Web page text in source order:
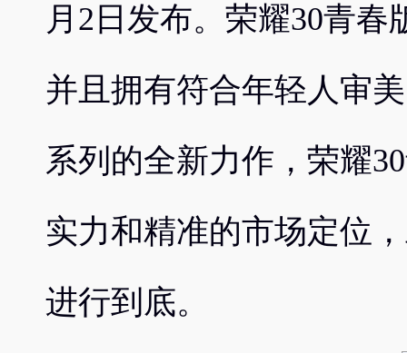
月2日发布。荣耀30青
并且拥有符合年轻人审
系列的全新力作，荣耀
实力和精准的市场定位
进行到底。